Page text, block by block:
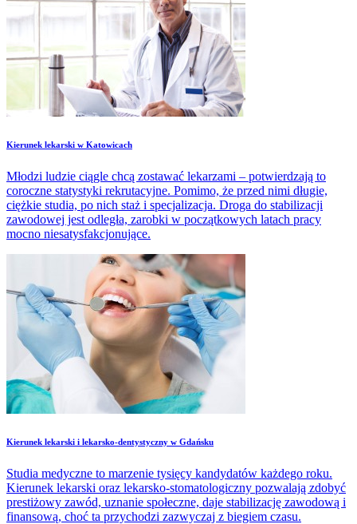
​Kierunek lekarski w Katowicach
Młodzi ludzie ciągle chcą zostawać lekarzami – potwierdzają to
coroczne statystyki rekrutacyjne. Pomimo, że przed nimi długie,
ciężkie studia, po nich staż i specjalizacja. Droga do stabilizacji
zawodowej jest odległa, zarobki w początkowych latach pracy
mocno niesatysfakcjonujące.
​Kierunek lekarski i lekarsko-dentystyczny w Gdańsku
Studia medyczne to marzenie tysięcy kandydatów każdego roku.
Kierunek lekarski oraz lekarsko-stomatologiczny pozwalają zdobyć
prestiżowy zawód, uznanie społeczne, daje stabilizację zawodową i
finansową, choć ta przychodzi zazwyczaj z biegiem czasu.